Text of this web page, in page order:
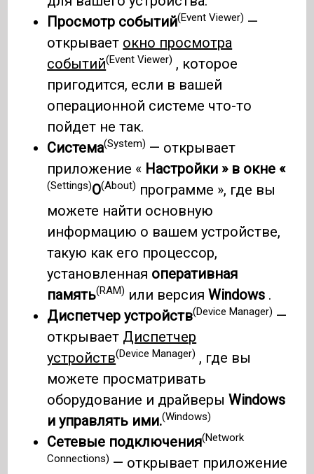
Просмотр событий(Event Viewer) —
открывает окно просмотра
событий(Event Viewer) , которое
пригодится, если в вашей
операционной системе что-то
пойдет не так.
Система(System) — открывает
приложение « Настройки » в окне «
(Settings)О(About) программе », где вы
можете найти основную
информацию о вашем устройстве,
такую ​​как его процессор,
установленная оперативная
память(RAM) или версияWindows .
Диспетчер устройств(Device Manager) —
открывает Диспетчер
устройств(Device Manager) , где вы
можете просматривать
оборудование и драйверыWindows
и управлять ими.(Windows)
Сетевые подключения(Network
Connections) — открывает приложение